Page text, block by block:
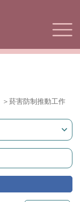
菸害防制推動工作